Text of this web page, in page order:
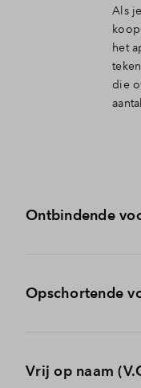
Als
het
die
Ontbindende
Bij BPD koop je
Opschortende
De
Vrij op naam